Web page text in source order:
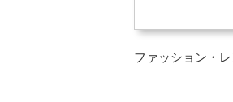
ファッション・